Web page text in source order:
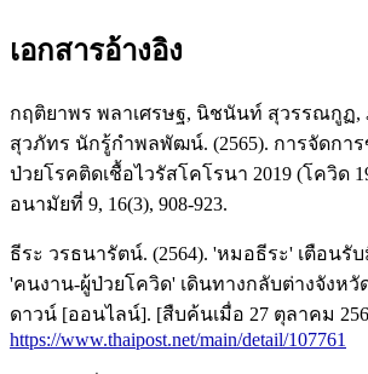
เอกสารอ้างอิง
กฤติยาพร พลาเศรษฐ, นิชนันท์ สุวรรณกูฏ
สุวภัทร นักรู้กำพลพัฒน์. (2565). การจัดกา
ป่วยโรคติดเชื้อไวรัสโคโรนา 2019 (โควิด
อนามัยที่ 9, 16(3), 908-923.
ธีระ วรธนารัตน์. (2564). 'หมอธีระ' เตือนรั
'คนงาน-ผู้ป่วยโควิด' เดินทางกลับต่างจังห
ดาวน์ [ออนไลน์]. [สืบค้นเมื่อ 27 ตุลาคม
https://www.thaipost.net/main/detail/107761